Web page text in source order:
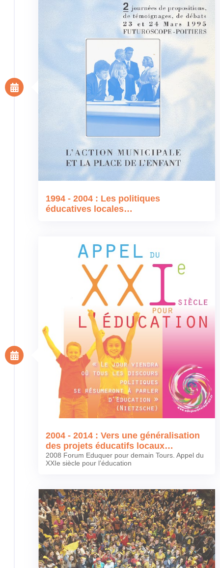
1994 - 2004 : Les politiques
éducatives locales…
2004 - 2014 : Vers une généralisation
des projets éducatifs locaux…
2008 Forum Eduquer pour demain Tours. Appel du
XXIe siècle pour l’éducation